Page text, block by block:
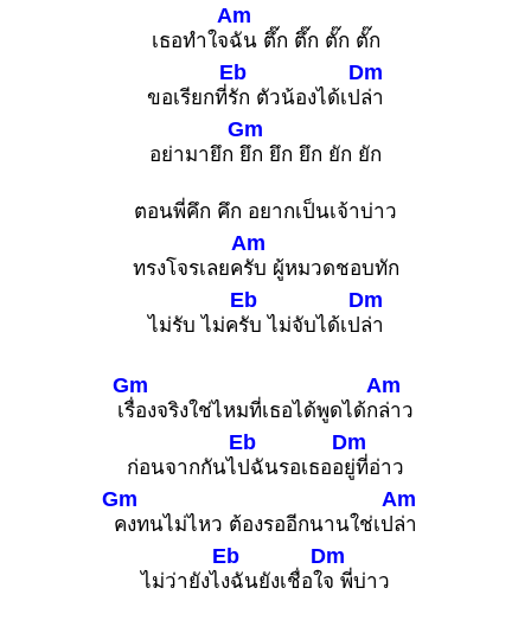
เธอทำใจ
Am
ฉัน ตึ๊ก ตึ๊ก ตั๊ก ตั๊ก
ขอเรียกที่
Eb
รัก ตัวน้องได้เป
Dm
ล่า
อย่ามายึก
Gm
ยึก ยึก ยึก ยัก ยัก
ตอนพี่คึก คึก อยากเป็นเจ้าบ่าว
ทรงโจรเลยค
Am
รับ ผู้หมวดชอบทัก
ไม่รับ ไม่ค
Eb
รับ ไม่จับได้เป
Dm
ล่า
เ
Gm
รื่องจริงใช่ไหมที่เธอได้พูดได้ก
Am
ล่าว
ก่อนจากกันไ
Eb
ปฉันรอเธออ
Dm
ยู่ที่อ่าว
Gm
คงทนไม่ไหว ต้องรออีกนานใช่เป
Am
ล่า
ไม่ว่ายังไ
Eb
งฉันยังเชื่อใ
Dm
จ พี่บ่าว